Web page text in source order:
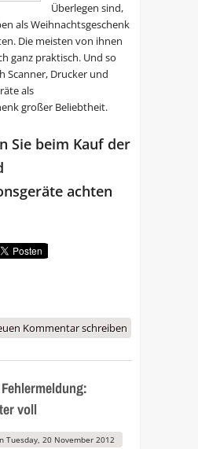
Überlegen sind,
als Weihnachtsgeschenk
Die meisten von ihnen
ganz praktisch. Und so
Scanner, Drucker und
als
großer Beliebtheit.
Sie beim Kauf der
achten
für Drucker und
Kommentar schreiben
voll
Tuesday, 20 November 2012